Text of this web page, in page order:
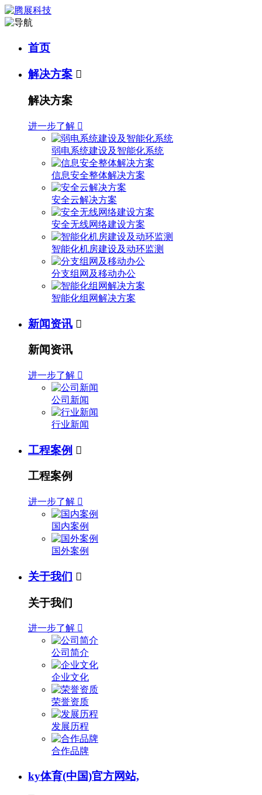
首页
解决方案 
解决方案
进一步了解 
弱电系统建设及智能化系统
信息安全整体解决方案
安全云解决方案
安全无线网络建设方案
智能化机房建设及动环监测
分支组网及移动办公
智能化组网解决方案
新闻资讯 
新闻资讯
进一步了解 
公司新闻
行业新闻
工程案例 
工程案例
进一步了解 
国内案例
国外案例
关于我们 
关于我们
进一步了解 
公司简介
企业文化
荣誉资质
发展历程
合作品牌
ky体育(中国)官方网站,